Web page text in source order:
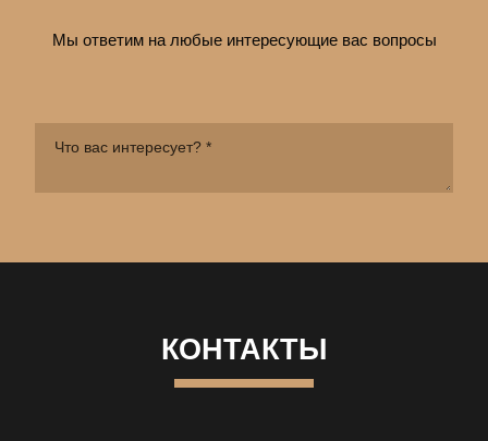
Мы ответим на любые интересующие вас вопросы
КОНТАКТЫ